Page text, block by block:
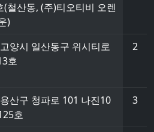
(철산동, (주)티오티비 오렌
)
양시 일산동구 위시티로
호
2
산구 청파로 101 나진10
호
3